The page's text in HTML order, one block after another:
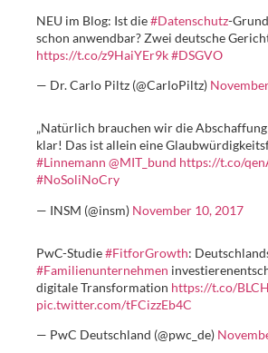
NEU im Blog: Ist die#Datenschutz-
schon anwendbar? Zwei deutsche
https://t.co/z9HaiYEr9k#DSGVO
— Dr. Carlo Piltz (@CarloPiltz)
„Natürlich brauchen wir die Abschaffung
klar! Das ist allein eine
#Linnemann @MIT_bund https://t.co/
#NoSoliNoCry
— INSM (@insm) November 10, 2017
PwC-Studie#FitforGrowth:
#Familienunternehmen
digitale Transformation https://t.co/
pic.twitter.com/tFCizzEb4C
— PwC Deutschland (@pwc_de)